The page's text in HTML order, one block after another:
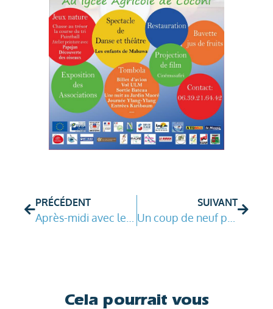
PRÉCÉDENT SUIVANT
Cela pourrait vous